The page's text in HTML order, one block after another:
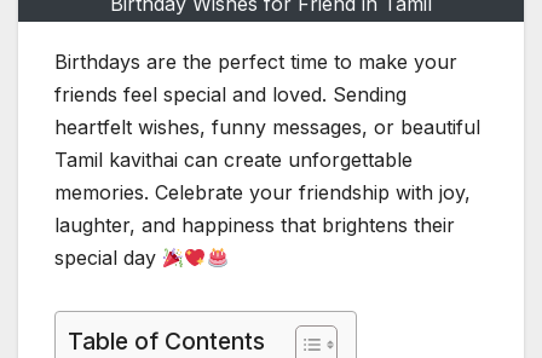
Birthdays are the perfect time to make your
friends feel special and loved. Sending
heartfelt wishes, funny messages, or beautiful
Tamil kavithai can create unforgettable
memories. Celebrate your friendship with joy,
laughter, and happiness that brightens their
special day
Table of Contents